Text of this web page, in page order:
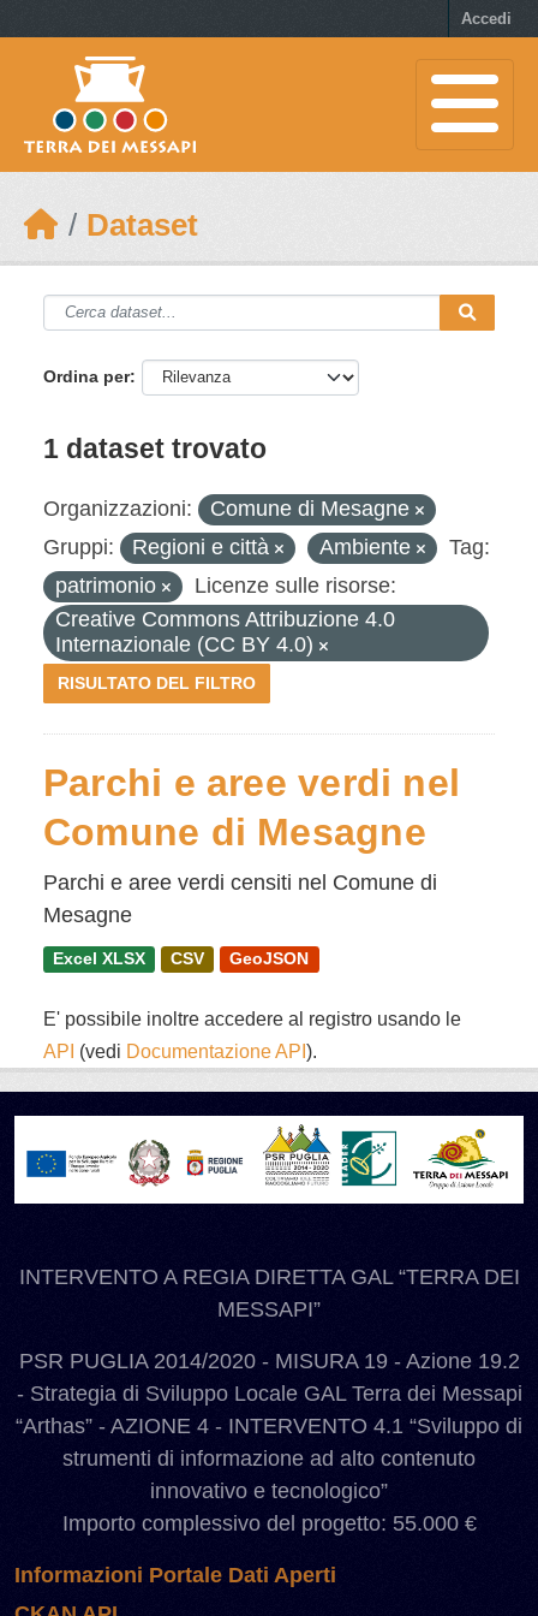
Accedi
Dataset
Ordina per
1 dataset trovato
Organizzazioni:
Comune di Mesagne
Gruppi:
Regioni e città Ambiente
Tag:
patrimonio
Licenze sulle risorse:
Creative Commons Attribuzione 4.0
Internazionale (CC BY 4.0)
RISULTATO DEL FILTRO
Parchi e aree verdi nel
Comune di Mesagne
Parchi e aree verdi censiti nel Comune di
Mesagne
Excel XLSX CSV GeoJSON
E' possibile inoltre accedere al registro usando le
API (vedi Documentazione API ).
INTERVENTO A REGIA DIRETTA GAL “TERRA DEI
MESSAPI”
PSR PUGLIA 2014/2020 - MISURA 19 - Azione 19.2
- Strategia di Sviluppo Locale GAL Terra dei Messapi
“Arthas” - AZIONE 4 - INTERVENTO 4.1 “Sviluppo di
strumenti di informazione ad alto contenuto
innovativo e tecnologico”
Importo complessivo del progetto: 55.000 €
Informazioni Portale Dati Aperti